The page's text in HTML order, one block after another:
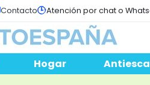
Contacto Atención por chat o
Hogar